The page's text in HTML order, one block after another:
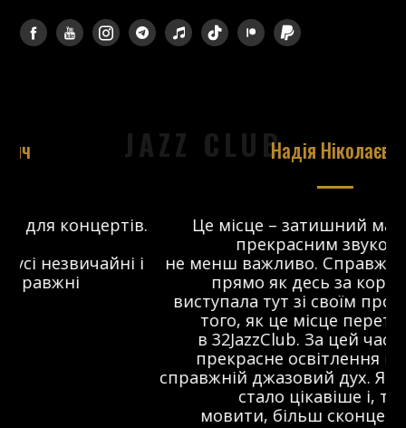
JAZZ CLUB
Надія Ніколаєва
Це місце – затишний майданчик з
прекрасним звуком, що
не менш важливо. Справжній джаз-клуб,
прямо як десь за кордоном. Я
виступала тут зі своїм проектом ще до
того, як це місце перетворилося
в 32JazzClub. За цей час з’явилося
прекрасне освітлення на сцені та
справжній джазовий дух. Я думаю, що тут
стало цікавіше і, так би
мовити, більш сконцентровано.